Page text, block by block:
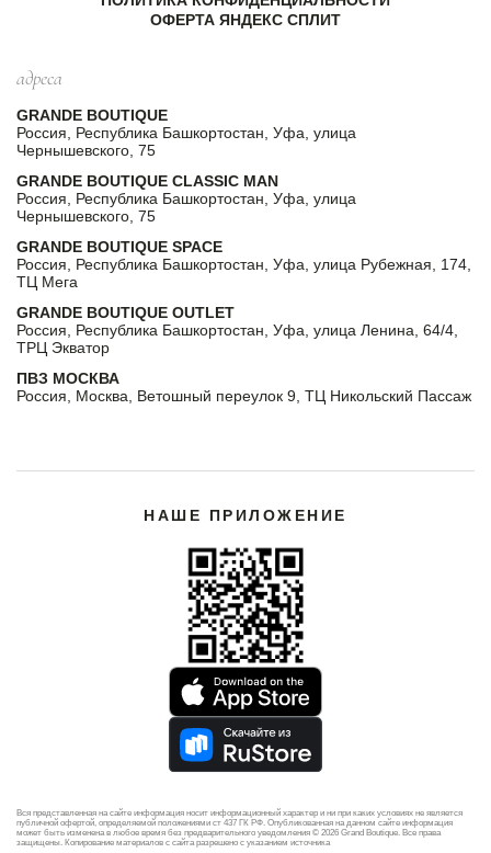
ОФЕРТА ЯНДЕКС СПЛИТ
адреса
GRANDE BOUTIQUE
Россия, Республика Башкортостан, Уфа, улица
Чернышевского, 75
GRANDE BOUTIQUE CLASSIC MAN
Россия, Республика Башкортостан, Уфа, улица
Чернышевского, 75
GRANDE BOUTIQUE SPACE
Россия, Республика Башкортостан, Уфа, улица Рубежная, 174,
ТЦ Мега
GRANDE BOUTIQUE OUTLET
Россия, Республика Башкортостан, Уфа, улица Ленина, 64/4,
ТРЦ Экватор
ПВЗ МОСКВА
Россия, Москва, Ветошный переулок 9, ТЦ Никольский Пассаж
НАШЕ ПРИЛОЖЕНИЕ
Вся представленная на сайте информация носит информационный характер и ни при каких условиях не является
публичной офертой, определяемой положениями ст 437 ГК РФ. Опубликованная на данном сайте информация
может быть изменена в любое время без предварительного уведомления © 2026 Grand Boutique. Все права
защищены. Копирование материалов с сайта разрешено с указанием источника